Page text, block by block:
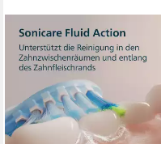
PHILIPS SONICARE
Elektrische Zahnbürste
DiamondClean 9000 Special
Edition HX9911
Schalltechnologie Technologie
1 St. Aufsteckbürsten
4 Reinigungsprogramme